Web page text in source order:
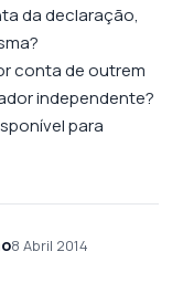
da declaração,
conta de outrem
independente?
para
8 Abril 2014